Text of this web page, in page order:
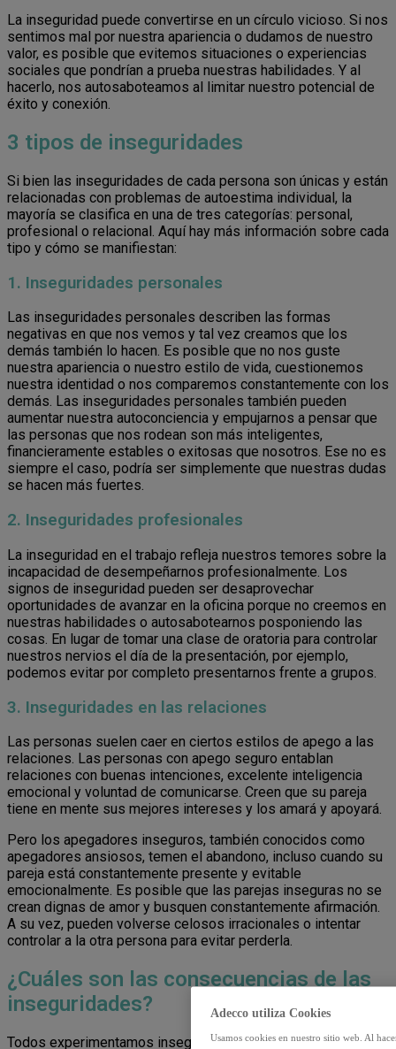
La inseguridad puede convertirse en un círculo vicioso. Si nos
sentimos mal por nuestra apariencia o dudamos de nuestro
valor, es posible que evitemos situaciones o experiencias
sociales que pondrían a prueba nuestras habilidades. Y al
hacerlo, nos autosaboteamos al limitar nuestro potencial de
éxito y conexión.
3 tipos de inseguridades
Si bien las inseguridades de cada persona son únicas y están
relacionadas con problemas de autoestima individual, la
mayoría se clasifica en una de tres categorías: personal,
profesional o relacional. Aquí hay más información sobre cada
tipo y cómo se manifiestan:
1. Inseguridades personales
Las inseguridades personales describen las formas
negativas en que nos vemos y tal vez creamos que los
demás también lo hacen. Es posible que no nos guste
nuestra apariencia o nuestro estilo de vida, cuestionemos
nuestra identidad o nos comparemos constantemente con los
demás. Las inseguridades personales también pueden
aumentar nuestra autoconciencia y empujarnos a pensar que
las personas que nos rodean son más inteligentes,
financieramente estables o exitosas que nosotros. Ese no es
siempre el caso, podría ser simplemente que nuestras dudas
se hacen más fuertes.
2. Inseguridades profesionales
La inseguridad en el trabajo refleja nuestros temores sobre la
incapacidad de desempeñarnos profesionalmente. Los
signos de inseguridad pueden ser desaprovechar
oportunidades de avanzar en la oficina porque no creemos en
nuestras habilidades o autosabotearnos posponiendo las
cosas. En lugar de tomar una clase de oratoria para controlar
nuestros nervios el día de la presentación, por ejemplo,
podemos evitar por completo presentarnos frente a grupos.
3. Inseguridades en las relaciones
Las personas suelen caer en ciertos estilos de apego a las
relaciones. Las personas con apego seguro entablan
relaciones con buenas intenciones, excelente inteligencia
emocional y voluntad de comunicarse. Creen que su pareja
tiene en mente sus mejores intereses y los amará y apoyará.
Pero los apegadores inseguros, también conocidos como
apegadores ansiosos, temen el abandono, incluso cuando su
pareja está constantemente presente y evitable
emocionalmente. Es posible que las parejas inseguras no se
crean dignas de amor y busquen constantemente afirmación.
A su vez, pueden volverse celosos irracionales o intentar
controlar a la otra persona para evitar perderla.
¿Cuáles son las consecuencias de las
inseguridades?
Todos experimentamos inseguridad, especialmente ante
Adecco utiliza Cookies
Usamos cookies en nuestro sitio web. Al